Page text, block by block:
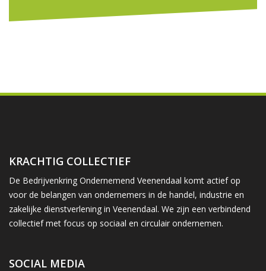
KRACHTIG COLLECTIEF
De Bedrijvenkring Ondernemend Veenendaal komt actief op
voor de belangen van ondernemers in de handel, industrie en
zakelijke dienstverlening in Veenendaal. We zijn een verbindend
collectief met focus op sociaal en circulair ondernemen.
SOCIAL MEDIA